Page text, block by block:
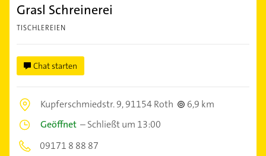
Grasl Schreinerei
TISCHLEREIEN
Chat starten
Kupferschmiedstr. 9,91154 Roth
6,9 km
Geöffnet –Schließt um 13:00
09171 8 88 87